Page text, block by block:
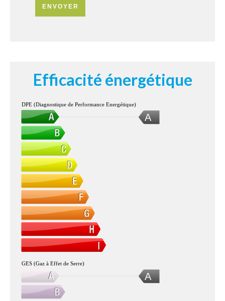
ENVOYER
Efficacité énergétique
A
DPE (Diagnostique de Performance Energétique)
A
GES (Gaz à Effet de Serre)